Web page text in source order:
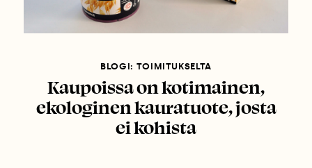
BLOGI: TOIMITUKSELTA
Kaupoissa on kotimainen,
ekologinen kauratuote, josta
ei kohista